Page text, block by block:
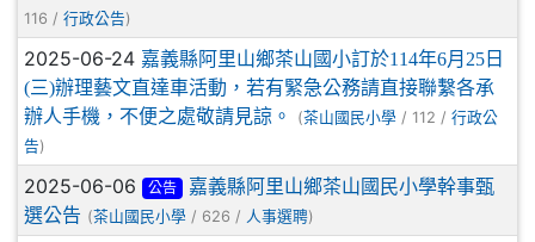
116 / 行政公告)
2025-06-24 嘉義縣阿里山鄉茶山國小訂於114年6月25日
(三)辦理藝文直達車活動，若有緊急公務請直接聯繫各承
辦人手機，不便之處敬請見諒。
(茶山國民小學 / 112 / 行政公
告)
2025-06-06 公告
嘉義縣阿里山鄉茶山國民小學幹事甄
選公告 (茶山國民小學 / 626 / 人事選聘)